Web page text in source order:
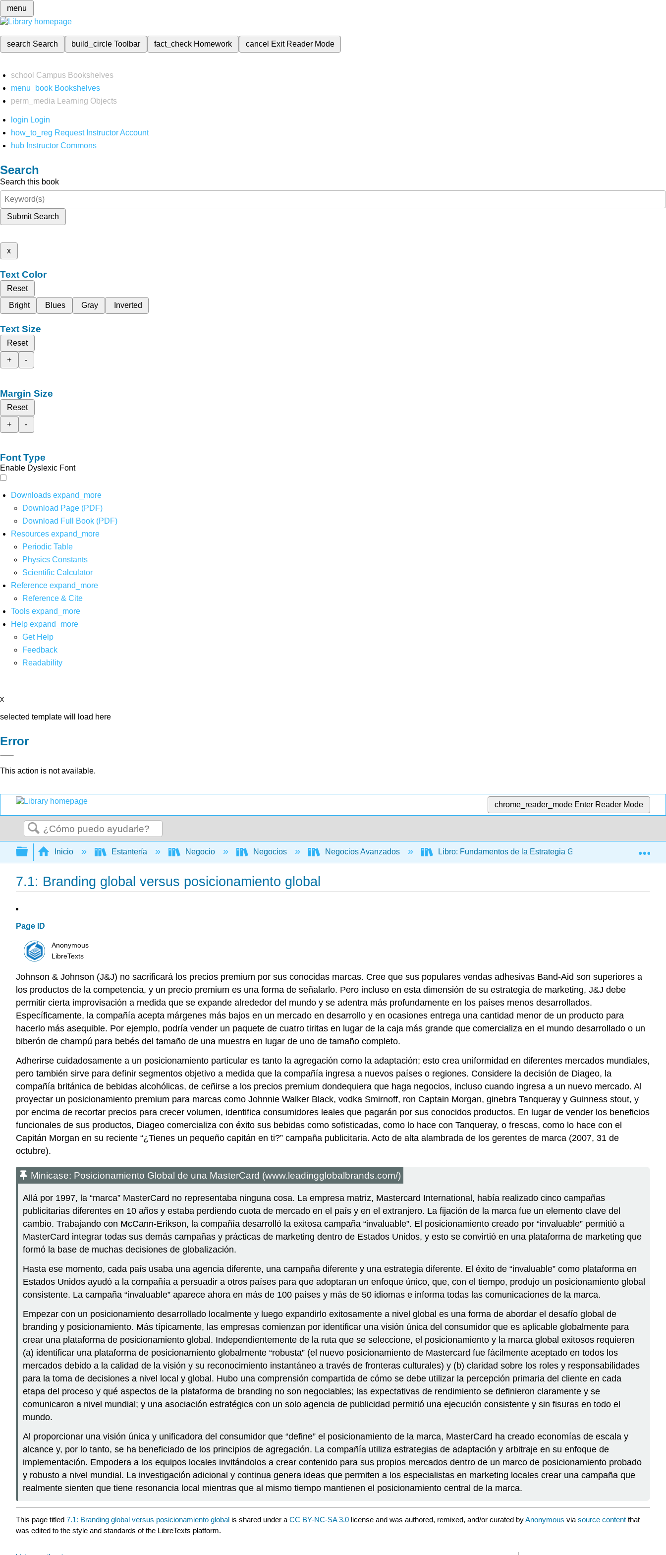
menu
search Search build_circleToolbar fact_check Homework cancel Exit Reader Mode
school Campus Bookshelves
menu_book Bookshelves
perm_media
Learning Objects
login Login
how_to_reg Request Instructor Account
hub Instructor Commons
Search
Search this book
Submit Search
x
Text Color
Reset
Bright
Blues Gray Inverted
Text Size
Reset
+
-
Margin Size
Reset
+
-
Font Type
Enable Dyslexic Font
Downloads expand_more
Download Page (PDF)
Download Full Book (PDF)
Resources expand_more
Periodic Table
Physics Constants
Scientific Calculator
Reference expand_more
Reference & Cite
Tools expand_more
Help expand_more
Get Help
Feedback
Readability
x
selected template will load here
Error
This action is not available.
chrome_reader_mode Enter Reader Mode
Buscar
Expandir/contraer jerarquía global
Inicio Estantería Negocio Negocios Negocios Avanzados Libro: Fundamentos de la Estrategia Global (de Kluyver)
7.1: Branding global versus posicionamiento global
Page ID
Anonymous
LibreTexts
Johnson & Johnson (J&J) no sacrificará los precios premium por sus conocidas marcas. Cree que sus populares vendas adhesivas Band-Aid son superiores a
los productos de la competencia, y un precio premium es una forma de señalarlo. Pero incluso en esta dimensión de su estrategia de marketing, J&J debe
permitir cierta improvisación a medida que se expande alrededor del mundo y se adentra más profundamente en los países menos desarrollados.
Específicamente, la compañía acepta márgenes más bajos en un mercado en desarrollo y en ocasiones entrega una cantidad menor de un producto para
hacerlo más asequible. Por ejemplo, podría vender un paquete de cuatro tiritas en lugar de la caja más grande que comercializa en el mundo desarrollado o un
biberón de champú para bebés del tamaño de una muestra en lugar de uno de tamaño completo.
Adherirse cuidadosamente a un posicionamiento particular es tanto la agregación como la adaptación; esto crea uniformidad en diferentes mercados mundiales,
pero también sirve para definir segmentos objetivo a medida que la compañía ingresa a nuevos países o regiones. Considere la decisión de Diageo, la
compañía británica de bebidas alcohólicas, de ceñirse a los precios premium dondequiera que haga negocios, incluso cuando ingresa a un nuevo mercado. Al
proyectar un posicionamiento premium para marcas como Johnnie Walker Black, vodka Smirnoff, ron Captain Morgan, ginebra Tanqueray y Guinness stout, y
por encima de recortar precios para crecer volumen, identifica consumidores leales que pagarán por sus conocidos productos. En lugar de vender los beneficios
funcionales de sus productos, Diageo comercializa con éxito sus bebidas como sofisticadas, como lo hace con Tanqueray, o frescas, como lo hace con el
Capitán Morgan en su reciente “¿Tienes un pequeño capitán en ti?” campaña publicitaria. Acto de alta alambrada de los gerentes de marca (2007, 31 de
octubre).
Minicase: Posicionamiento Global de una MasterCard (www.leadingglobalbrands.com/)
Allá por 1997, la “marca” MasterCard no representaba ninguna cosa. La empresa matriz, Mastercard International, había realizado cinco campañas
publicitarias diferentes en 10 años y estaba perdiendo cuota de mercado en el país y en el extranjero. La fijación de la marca fue un elemento clave del
cambio. Trabajando con McCann-Erikson, la compañía desarrolló la exitosa campaña “invaluable”. El posicionamiento creado por “invaluable” permitió a
MasterCard integrar todas sus demás campañas y prácticas de marketing dentro de Estados Unidos, y esto se convirtió en una plataforma de marketing que
formó la base de muchas decisiones de globalización.
Hasta ese momento, cada país usaba una agencia diferente, una campaña diferente y una estrategia diferente. El éxito de “invaluable” como plataforma en
Estados Unidos ayudó a la compañía a persuadir a otros países para que adoptaran un enfoque único, que, con el tiempo, produjo un posicionamiento global
consistente. La campaña “invaluable” aparece ahora en más de 100 países y más de 50 idiomas e informa todas las comunicaciones de la marca.
Empezar con un posicionamiento desarrollado localmente y luego expandirlo exitosamente a nivel global es una forma de abordar el desafío global de
branding y posicionamiento. Más típicamente, las empresas comienzan por identificar una visión única del consumidor que es aplicable globalmente para
crear una plataforma de posicionamiento global. Independientemente de la ruta que se seleccione, el posicionamiento y la marca global exitosos requieren
(a) identificar una plataforma de posicionamiento globalmente “robusta” (el nuevo posicionamiento de Mastercard fue fácilmente aceptado en todos los
mercados debido a la calidad de la visión y su reconocimiento instantáneo a través de fronteras culturales) y (b) claridad sobre los roles y responsabilidades
para la toma de decisiones a nivel local y global. Hubo una comprensión compartida de cómo se debe utilizar la percepción primaria del cliente en cada
etapa del proceso y qué aspectos de la plataforma de branding no son negociables; las expectativas de rendimiento se definieron claramente y se
comunicaron a nivel mundial; y una asociación estratégica con un solo agencia de publicidad permitió una ejecución consistente y sin fisuras en todo el
mundo.
Al proporcionar una visión única y unificadora del consumidor que “define” el posicionamiento de la marca, MasterCard ha creado economías de escala y
alcance y, por lo tanto, se ha beneficiado de los principios de agregación. La compañía utiliza estrategias de adaptación y arbitraje en su enfoque de
implementación. Empodera a los equipos locales invitándolos a crear contenido para sus propios mercados dentro de un marco de posicionamiento probado
y robusto a nivel mundial. La investigación adicional y continua genera ideas que permiten a los especialistas en marketing locales crear una campaña que
realmente sienten que tiene resonancia local mientras que al mismo tiempo mantienen el posicionamiento central de la marca.
This page titled 7.1: Branding global versus posicionamiento global is shared under a CC BY-NC-SA 3.0 license and was authored, remixed, and/or curated byAnonymous via source content that
was edited to the style and standards of the LibreTexts platform.